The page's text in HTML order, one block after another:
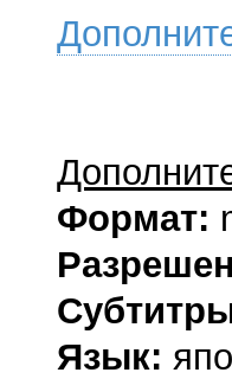
Формат:
Язык: